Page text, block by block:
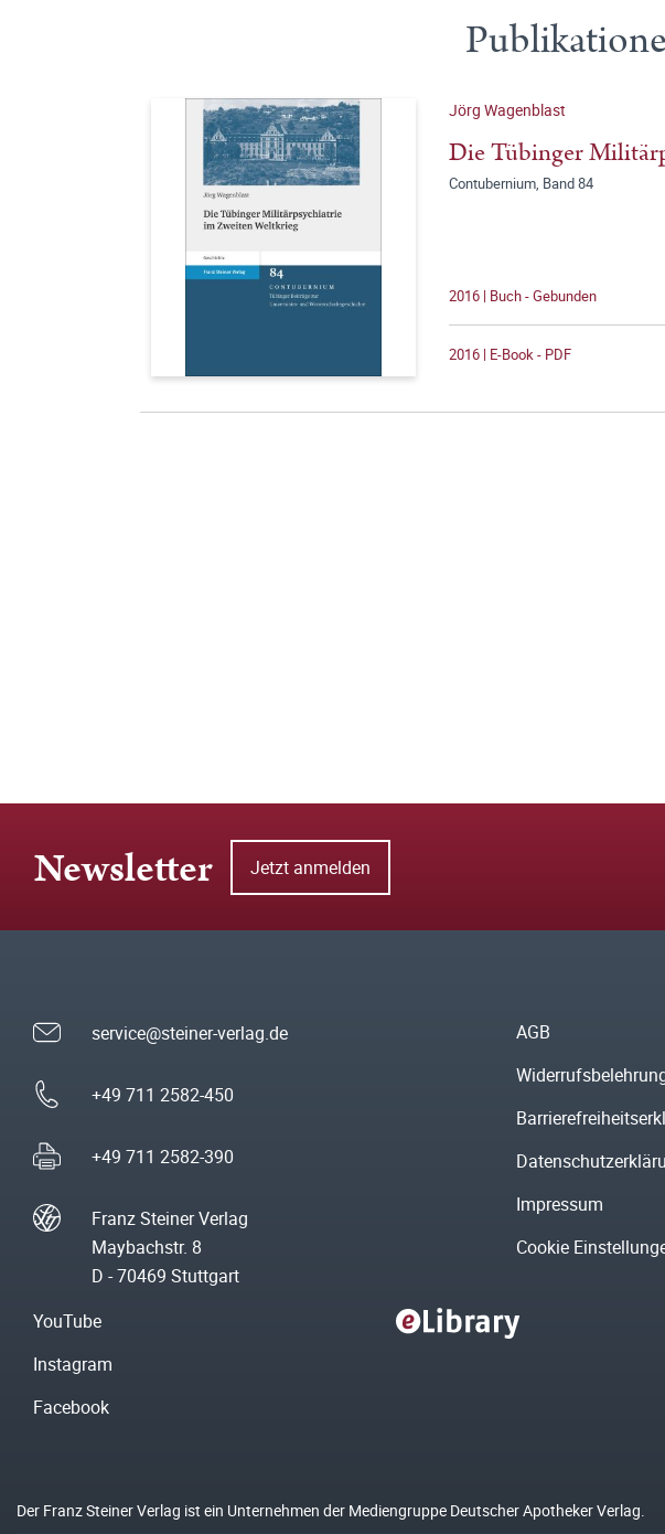
Jörg Wagenblast
Die Tübinger
Contubernium, Band 84
2016 | Buch - Gebunden
2016 | E-Book - PDF
Newsletter Jetzt anmelden
service@steiner-verlag.de
+49 711 2582-450
+49 711 2582-390
Franz Steiner Verlag
Maybachstr. 8
D - 70469 Stuttgart
AGB
Impressum
Cookie
YouTube
Instagram
Facebook
Der Franz Steiner Verlag ist ein Unternehmen der Mediengruppe Deutscher Apotheker Verlag.